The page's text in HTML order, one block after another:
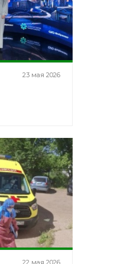
23 мая 2026
22 мая 2026